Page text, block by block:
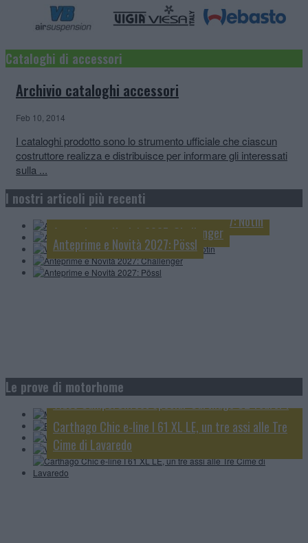
Cataloghi di accessori
Archivio cataloghi accessori
Feb 10, 2014
I cataloghi prodotto sono lo strumento ufficiale che ciascun
costruttore realizza e distribuisce per informare gli interessati
sulla ...
I nostri articoli più recenti
Anteprime e Novità 2027: Knaus
Anteprime e Novità 2027: Mobilvetta
Video Anteprime e Novità camper 2027: Notin
Anteprime e Novità 2027: Challenger
Anteprime e Novità 2027: Pössl
Le prove di motorhome
formato ridotto
Elnagh Magnum 530; 5 posti omologati viaggio e 5
posti letto
Video CamperOnTest: Adria Sonic Supreme 700 DL
145 RB-LE
Carthago Chic e-line I 61 XL LE, un tre assi alle Tre
Cime di Lavaredo